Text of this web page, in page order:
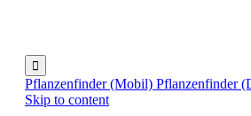

Pflanzenfinder (Mobil) Pflanzenfinder
Skip to content